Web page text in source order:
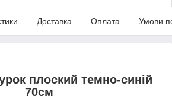
Доставка Оплата Умови
плоский темно-синій
70см